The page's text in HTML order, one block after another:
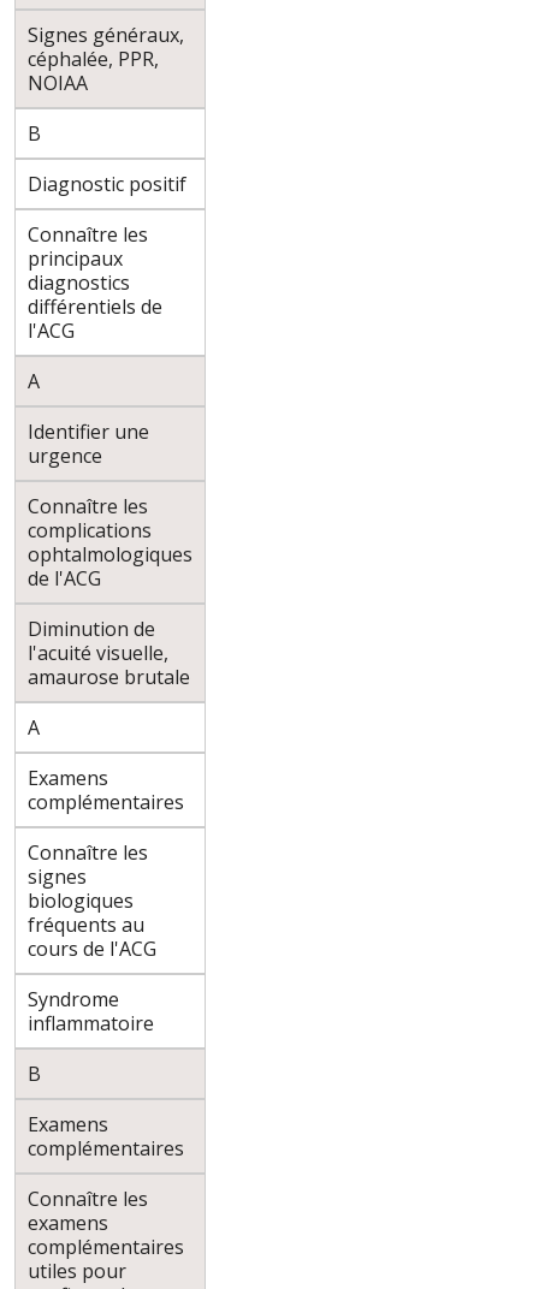
Signes généraux,
céphalée, PPR,
NOIAA
B
Diagnostic positif
Connaître les
principaux
diagnostics
différentiels de
l'ACG
A
Identifier une
urgence
Connaître les
complications
ophtalmologiques
de l'ACG
Diminution de
l'acuité visuelle,
amaurose brutale
A
Examens
complémentaires
Connaître les
signes
biologiques
fréquents au
cours de l'ACG
Syndrome
inflammatoire
B
Examens
complémentaires
Connaître les
examens
complémentaires
utiles pour